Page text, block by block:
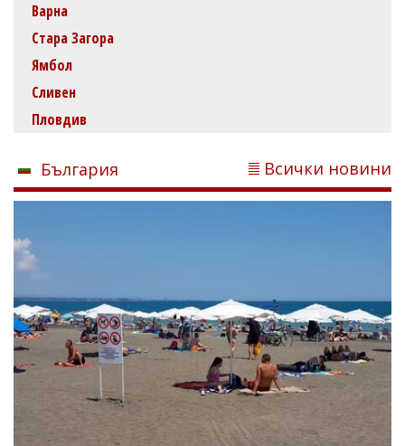
Варна
Стара Загора
Ямбол
Сливен
Пловдив
България Всички новини